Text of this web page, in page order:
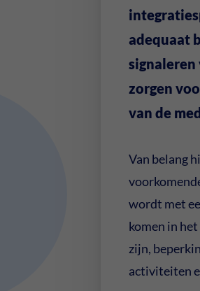
adequaat
signaleren
zorgen
van de
Van belang
wordt met
komen in
zijn,
activiteiten